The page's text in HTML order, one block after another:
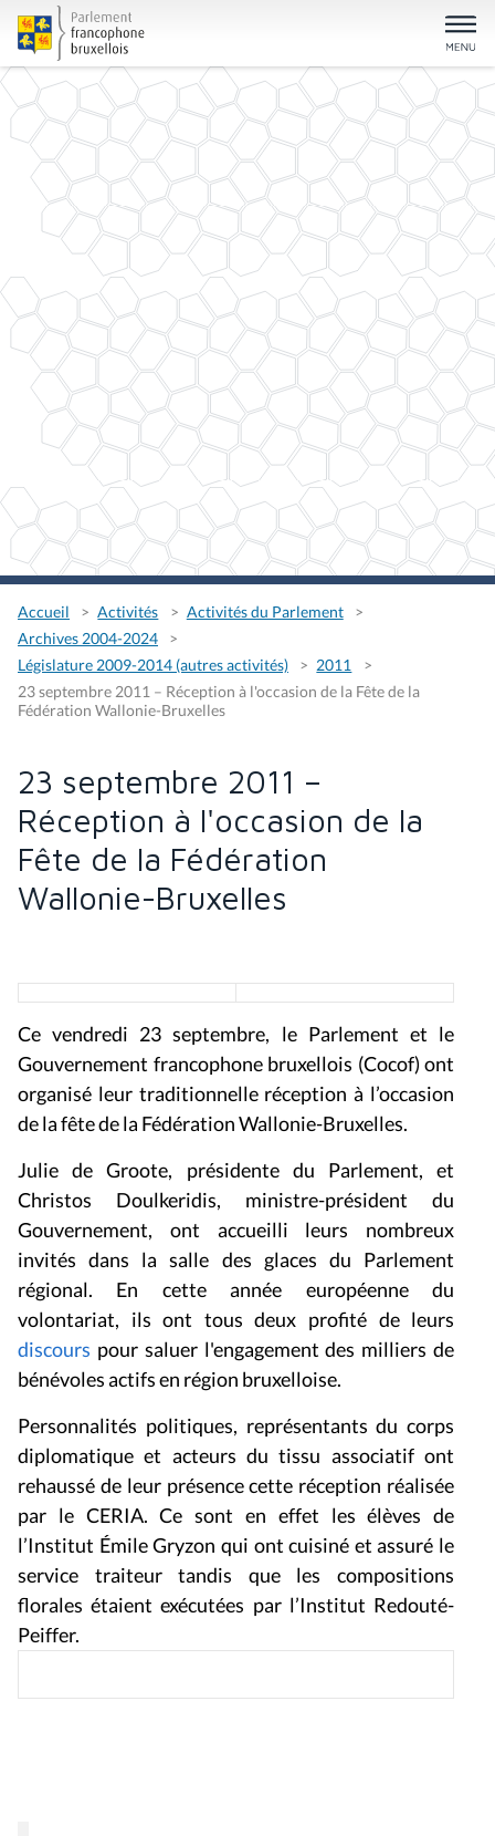
Accueil Activités
Activités du Parlement
Archives 2004-2024
Législature 2009-2014 (autres activités)
2011
23 septembre 2011 – Réception à l'occasion de la Fête de la
Fédération Wallonie-Bruxelles
23 septembre 2011 –
Réception à l'occasion de la
Fête de la Fédération
Wallonie-Bruxelles
Ce vendredi 23 septembre, le Parlement et le
Gouvernement francophone bruxellois (Cocof) ont
organisé leur traditionnelle réception à l’occasion
de la fête de la Fédération Wallonie-Bruxelles.
Julie de Groote, présidente du Parlement, et
Christos Doulkeridis, ministre-président du
Gouvernement, ont accueilli leurs nombreux
invités dans la salle des glaces du Parlement
régional. En cette année européenne du
volontariat, ils ont tous deux profité de leurs
discours pour saluer l'engagement des milliers de
bénévoles actifs en région bruxelloise.
Personnalités politiques, représentants du corps
diplomatique et acteurs du tissu associatif ont
rehaussé de leur présence cette réception réalisée
par le CERIA. Ce sont en effet les élèves de
l’Institut Émile Gryzon qui ont cuisiné et assuré le
service traiteur tandis que les compositions
florales étaient exécutées par l’Institut Redouté-
Peiffer.